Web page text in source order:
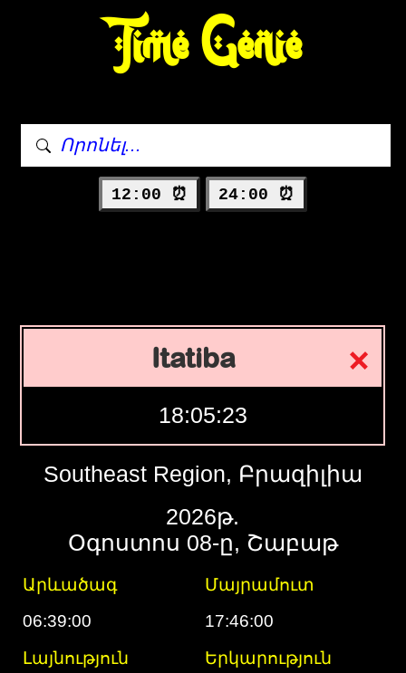
Time Genie
12:00 ⏰ 24:00 ⏰
Itatiba
18:05:24
Southeast Region, Բրազիլիա
2026թ.
Օգոստոս 08-ը, Շաբաթ
Արևածագ
Մայրամուտ
06:39:00
17:46:00
Լայնություն
Երկարություն